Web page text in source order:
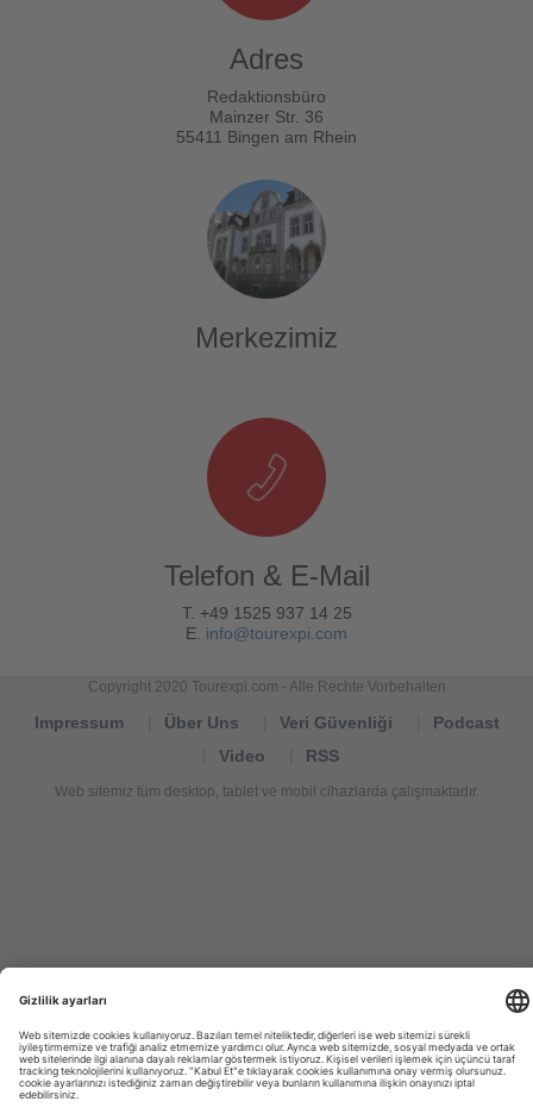
Adres
Redaktionsbüro
Mainzer Str. 36
55411 Bingen am Rhein
Merkezimiz
Telefon & E-Mail
T. +49 1525 937 14 25
E. info@tourexpi.com
Copyright 2020 Tourexpi.com - Alle Rechte Vorbehalten
Impressum Über Uns Veri Güvenliği
Podcast
Video
RSS
Web sitemiz tüm desktop, tablet ve mobil cihazlarda çalışmaktadır.
turismo,
Tourismus
Nachrichten,
новости
туризма,